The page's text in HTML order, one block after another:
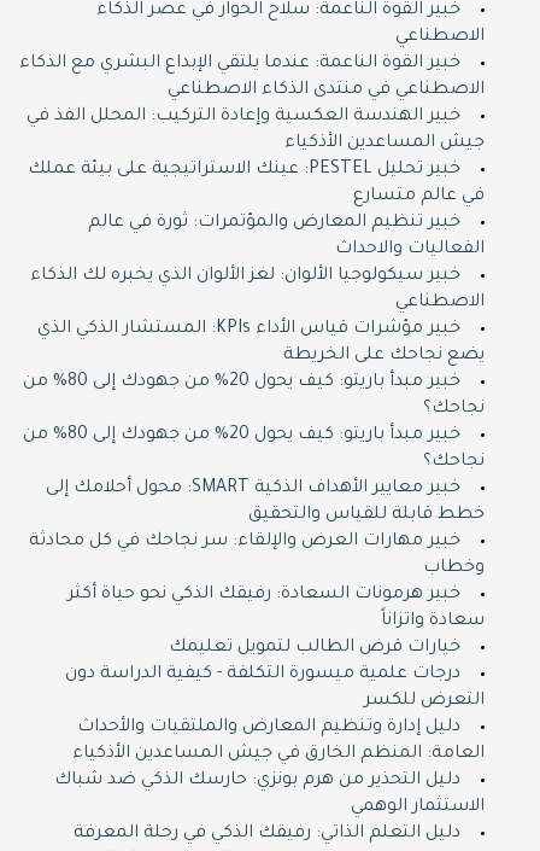
خبير القوة الناعمة: سلاح الحوار في عصر الذكاء
الاصطناعي
خبير القوة الناعمة: عندما يلتقي الإبداع البشري مع الذكاء
الاصطناعي في منتدى الذكاء الاصطناعي
خبير الهندسة العكسية وإعادة التركيب: المحلل الفذ في
جيش المساعدين الأذكياء
خبير تحليل PESTEL: عينك الاستراتيجية على بيئة عملك
في عالم متسارع
خبير تنظيم المعارض والمؤتمرات: ثورة في عالم
الفعاليات والاحداث
خبير سيكولوجيا الألوان: لغز الألوان الذي يخبره لك الذكاء
الاصطناعي
خبير مؤشرات قياس الأداء KPIs: المستشار الذكي الذي
يضع نجاحك على الخريطة
خبير مبدأ باريتو: كيف يحول 20% من جهودك إلى 80% من
نجاحك؟
خبير مبدأ باريتو: كيف يحول 20% من جهودك إلى 80% من
نجاحك؟
خبير معايير الأهداف الذكية SMART: محول أحلامك إلى
خطط قابلة للقياس والتحقيق
خبير مهارات العرض والإلقاء: سر نجاحك في كل محادثة
وخطاب
خبير هرمونات السعادة: رفيقك الذكي نحو حياة أكثر
سعادة واتزاناً
خيارات قرض الطالب لتمويل تعليمك
درجات علمية ميسورة التكلفة - كيفية الدراسة دون
التعرض للكسر
دليل إدارة وتنظيم المعارض والملتقيات والأحداث
العامة: المنظم الخارق في جيش المساعدين الأذكياء
دليل التحذير من هرم بونزي: حارسك الذكي ضد شباك
الاستثمار الوهمي
دليل التعلم الذاتي: رفيقك الذكي في رحلة المعرفة